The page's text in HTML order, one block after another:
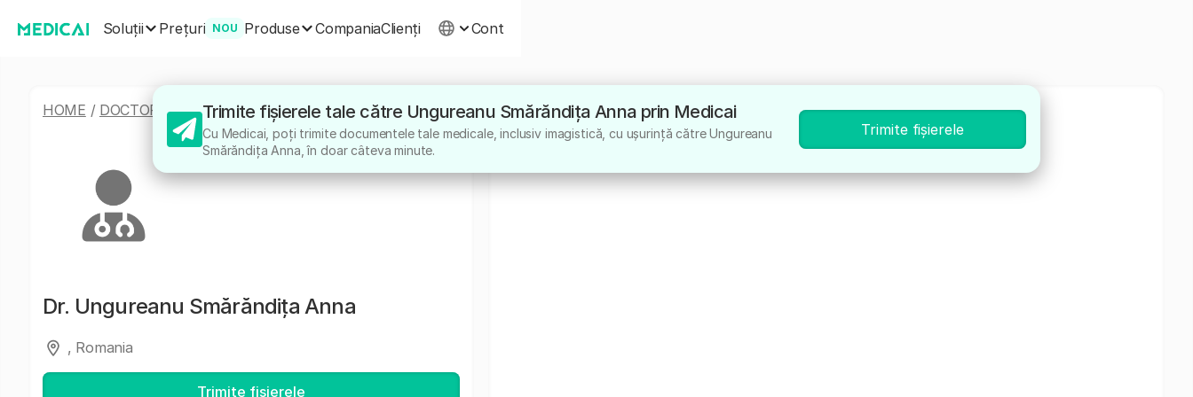
Soluții Prețuri NOU Produse CompaniaClienți Cont
HOME / DOCTORI /UNGUREANU SMĂRĂNDIȚA ANNA
Dr. Ungureanu Smărăndița Anna
, Romania
Trimite fișierele
Trimite fișierele tale către Ungureanu Smărăndița Anna prin Medicai
Cu Medicai, poți trimite documentele tale medicale, inclusiv imagistică, cu ușurință către Ungureanu
Smărăndița Anna, în doar câteva minute.
Trimite fișierele